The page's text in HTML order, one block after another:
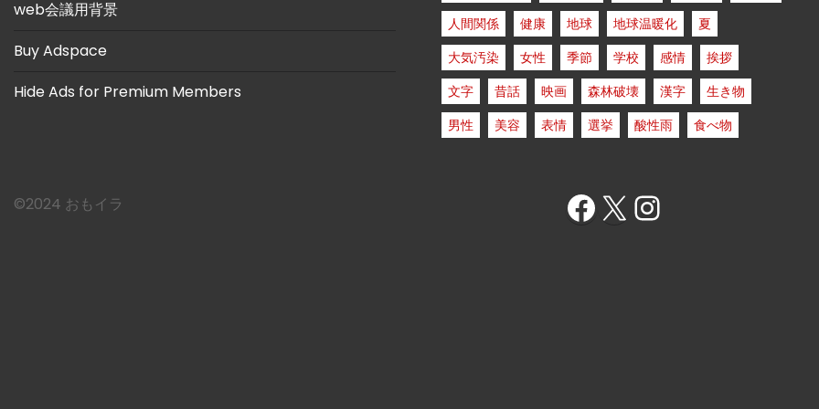
web会議用背景
Buy Adspace
Hide Ads for Premium Members
人間関係 健康 地球 地球温暖化
夏
大気汚染
女性 季節 学校 感情
挨拶
文字
昔話 映画 森林破壊 漢字
生き物
男性
美容 表情 選挙 酸性雨 食べ物
©︎2024 おもイラ Facebook X Instagram